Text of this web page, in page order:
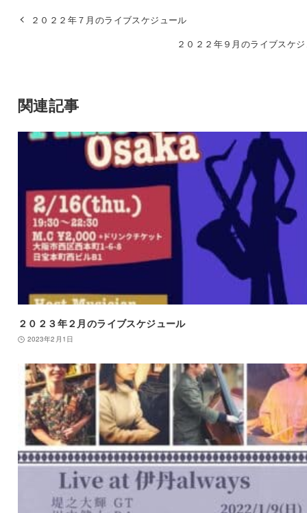
２０２２年７月のライブスケジュール
２０２２年９月のライブスケ
関連記事
２０２３年２月のライブスケジュール
2023年2月1日